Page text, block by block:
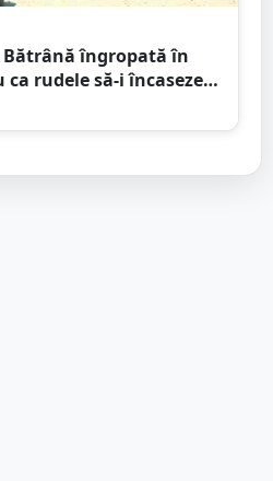
Bătrână îngropată în
rudele să-i încaseze